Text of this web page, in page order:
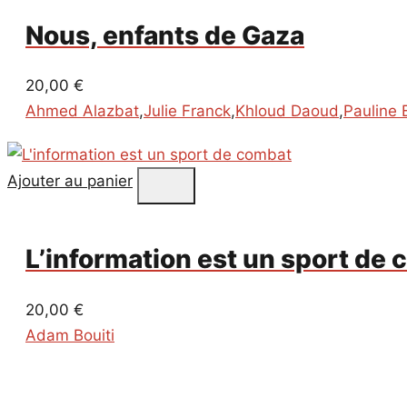
Nous, enfants de Gaza
20,00 €
Ahmed Alazbat,Julie Franck,Khloud Daoud,Pauline
Ajouter au panier
L’information est un sport de
20,00 €
Adam Bouiti